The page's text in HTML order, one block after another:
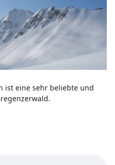
ist eine sehr beliebte und